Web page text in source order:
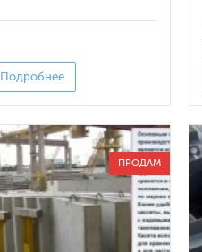
Подробнее
ПРОДАМ